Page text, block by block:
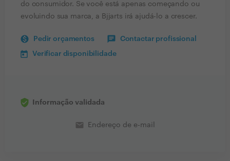
do consumidor. Se você está apenas começando ou
evoluindo sua marca, a Bjjarts irá ajudá-lo a crescer.
Pedir orçamentos Contactar profissional
Verificar disponibilidade
Informação validada
email Endereço de e-mail